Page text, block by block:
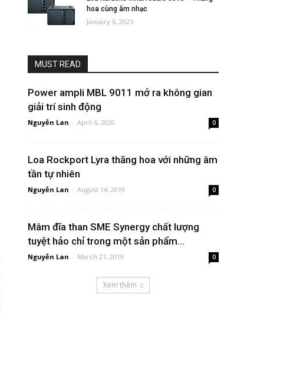
hoa cùng âm nhạc
January 6, 2025
MUST READ
Power ampli MBL 9011 mở ra không gian
giải trí sinh động
Nguyễn Lan - April 6, 2020 0
Loa Rockport Lyra thăng hoa với những âm
tần tự nhiên
Nguyễn Lan - August 14, 2019 0
Mâm đĩa than SME Synergy chất lượng
tuyệt hảo chỉ trong một sản phẩm...
Nguyễn Lan - March 21, 2019 0
Xem thêm